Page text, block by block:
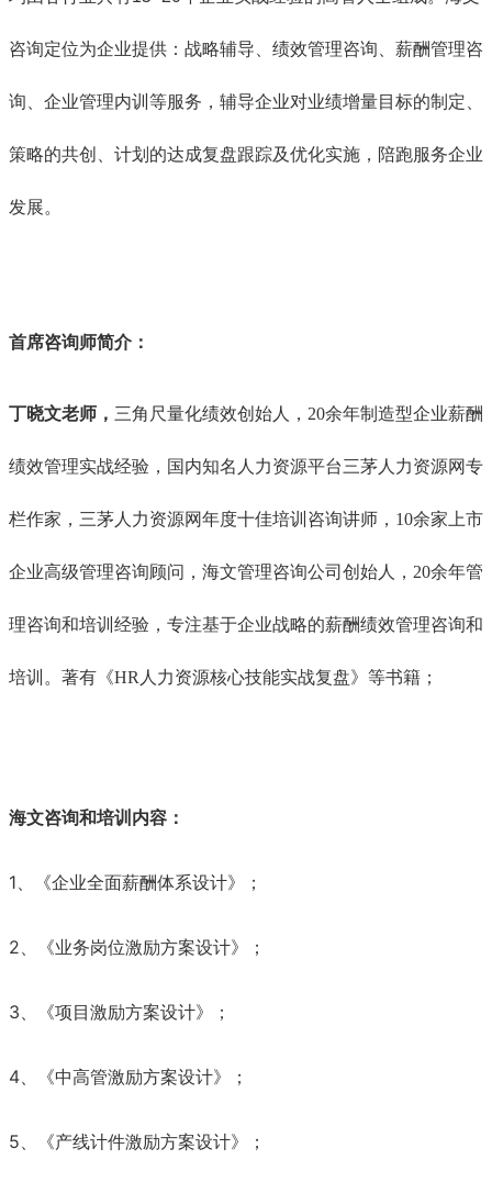
咨询定位为企业提供：战略辅导、绩效管理咨询、薪酬管理咨
询、企业管理内训等服务，辅导企业对业绩增量目标的制定、
策略的共创、计划的达成复盘跟踪及优化实施，陪跑服务企业
发展。
首席咨询师简介：
丁晓文老师， 三角尺量化绩效创始人，20余年制造型企业薪酬
绩效管理实战经验，国内知名人力资源平台三茅人力资源网专
栏作家，三茅人力资源网年度十佳培训咨询讲师，10余家上市
企业高级管理咨询顾问，海文管理咨询公司创始人，20余年管
理咨询和培训经验，专注基于企业战略的薪酬绩效管理咨询和
培训。著有 《HR人力资源核心技能实战复盘》等书籍；
海文咨询和培训内容：
1、《企业全面薪酬体系设计》；
2、《业务岗位激励方案设计》；
3、 《项目激励方案设计》 ；
4、 《中高管激励方案设计》 ；
5、 《产线计件激励方案设计》 ；